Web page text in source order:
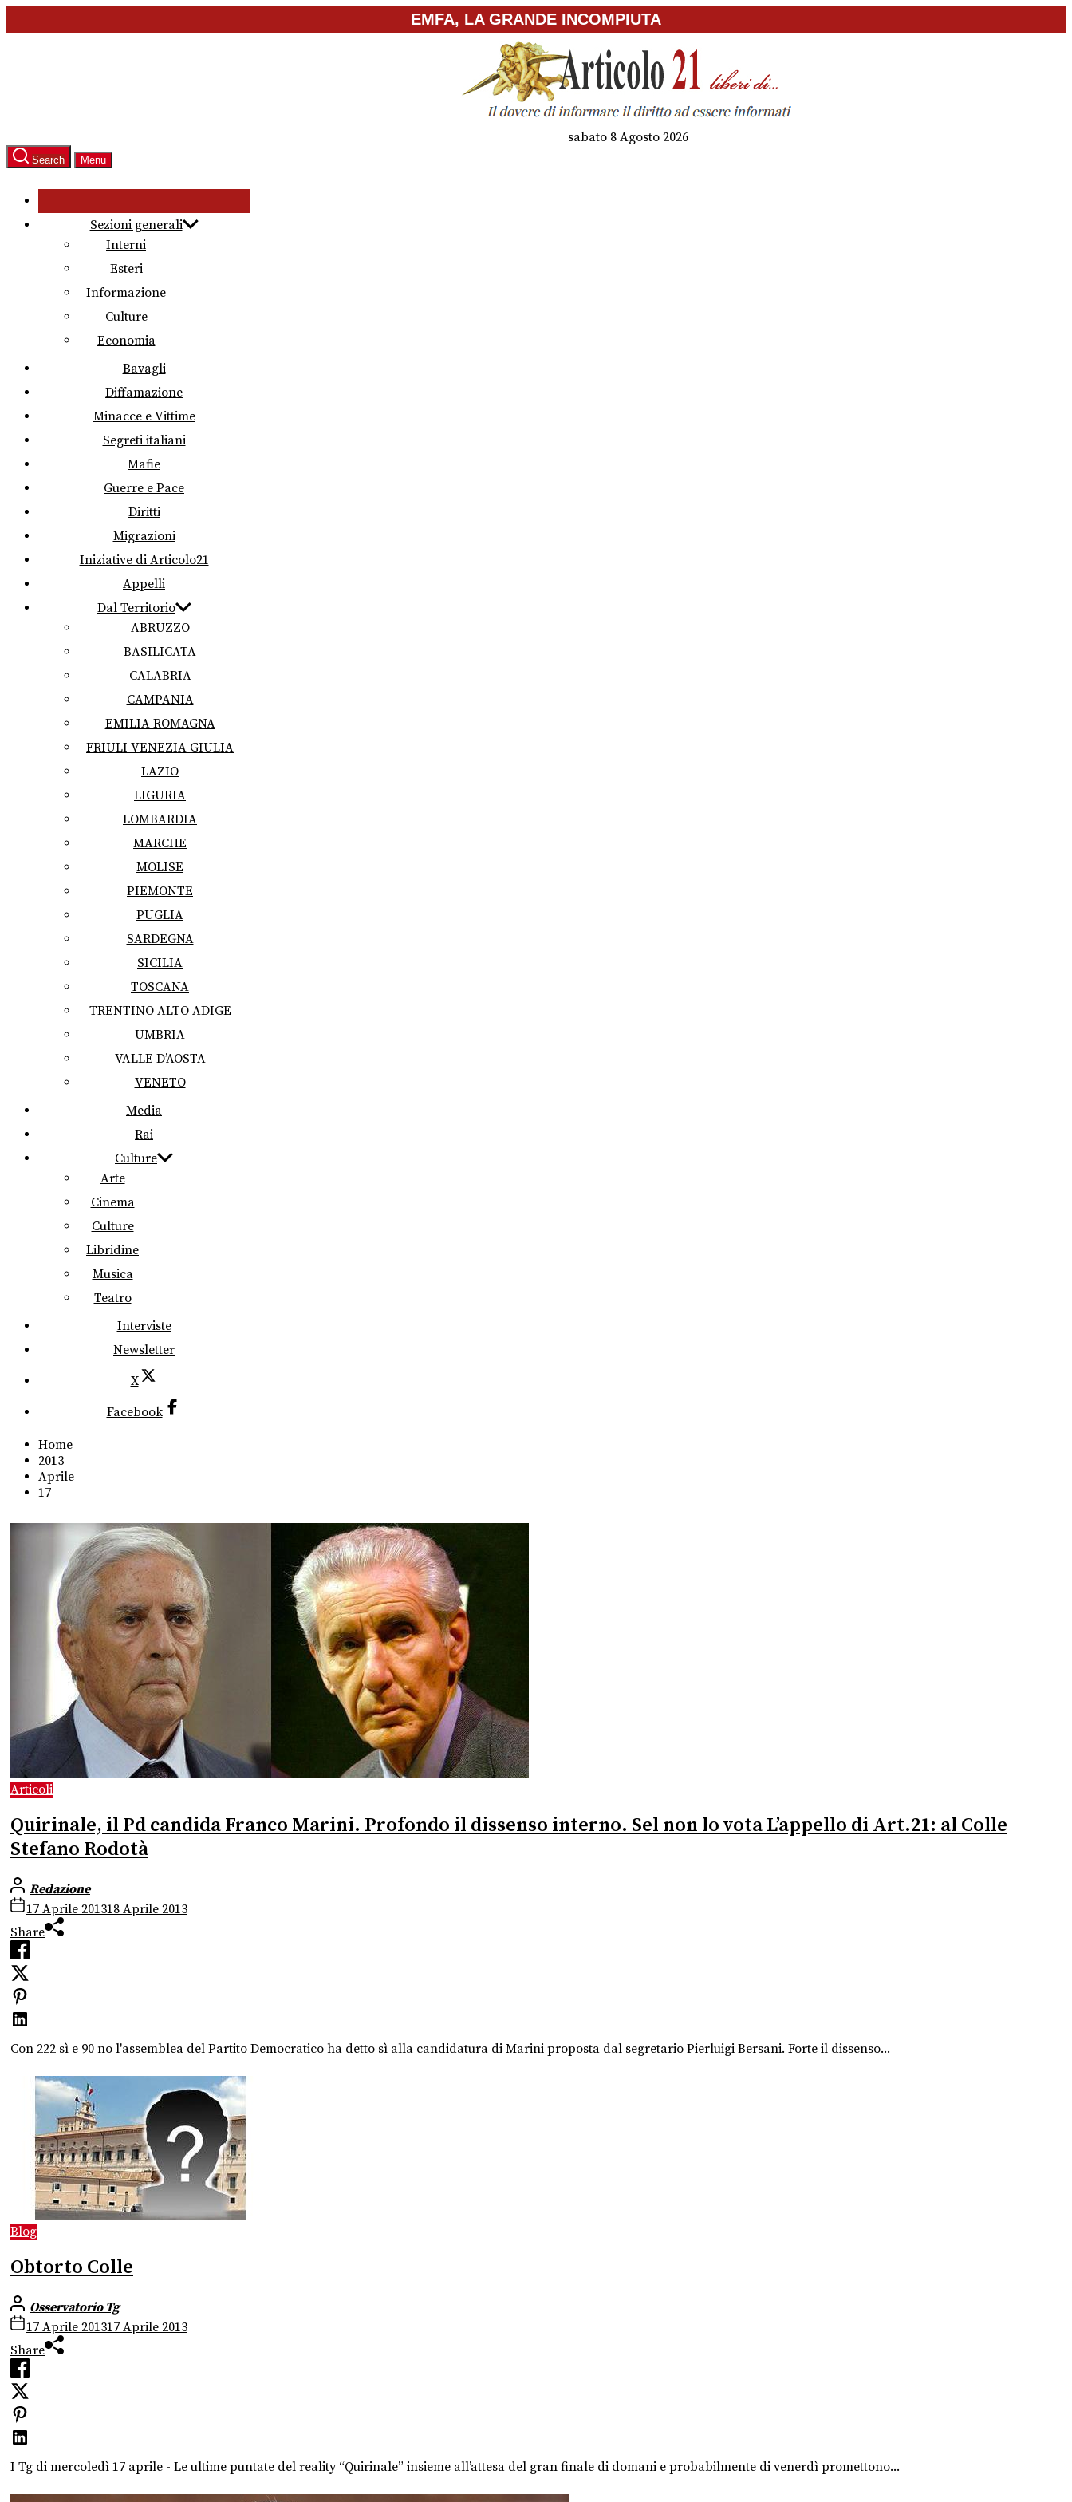
to
EMFA, LA GRANDE INCOMPIUTA
sabato 8 Agosto 2026
Search Menu
Sezioni generali
Interni
Esteri
Informazione
Culture
Economia
Bavagli
Diffamazione
Minacce e Vittime
Segreti italiani
Mafie
Guerre e Pace
Diritti
Migrazioni
Iniziative di Articolo21
Appelli
Dal Territorio
ABRUZZO
BASILICATA
CALABRIA
CAMPANIA
EMILIA ROMAGNA
FRIULI VENEZIA GIULIA
LAZIO
LIGURIA
LOMBARDIA
MARCHE
MOLISE
PIEMONTE
PUGLIA
SARDEGNA
SICILIA
TOSCANA
TRENTINO ALTO ADIGE
UMBRIA
VALLE D’AOSTA
VENETO
Media
Rai
Culture
Arte
Cinema
Culture
Libridine
Musica
Teatro
Interviste
Newsletter
X
Facebook
Home
2013
Aprile
17
Articoli
Quirinale, il Pd candida Franco Marini. Profondo il dissenso interno. Sel non lo vota L’appello di Art.21: al Colle
Stefano Rodotà
Redazione
17 Aprile 201318 Aprile 2013
Share
Con 222 sì e 90 no l'assemblea del Partito Democratico ha detto sì alla candidatura di Marini proposta dal segretario Pierluigi Bersani. Forte il dissenso...
Blog
Obtorto Colle
Osservatorio Tg
17 Aprile 201317 Aprile 2013
Share
I Tg di mercoledì 17 aprile - Le ultime puntate del reality “Quirinale” insieme all’attesa del gran finale di domani e probabilmente di venerdì promettono...